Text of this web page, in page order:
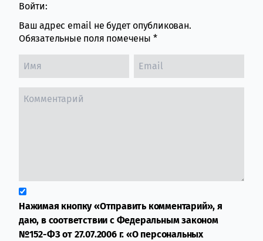
Войти:
Ваш адрес email не будет опубликован.
Обязательные поля помечены *
Нажимая кнопку «Отправить комментарий», я
даю, в соответствии с Федеральным законом
№152-ФЗ от 27.07.2006 г. «О персональных